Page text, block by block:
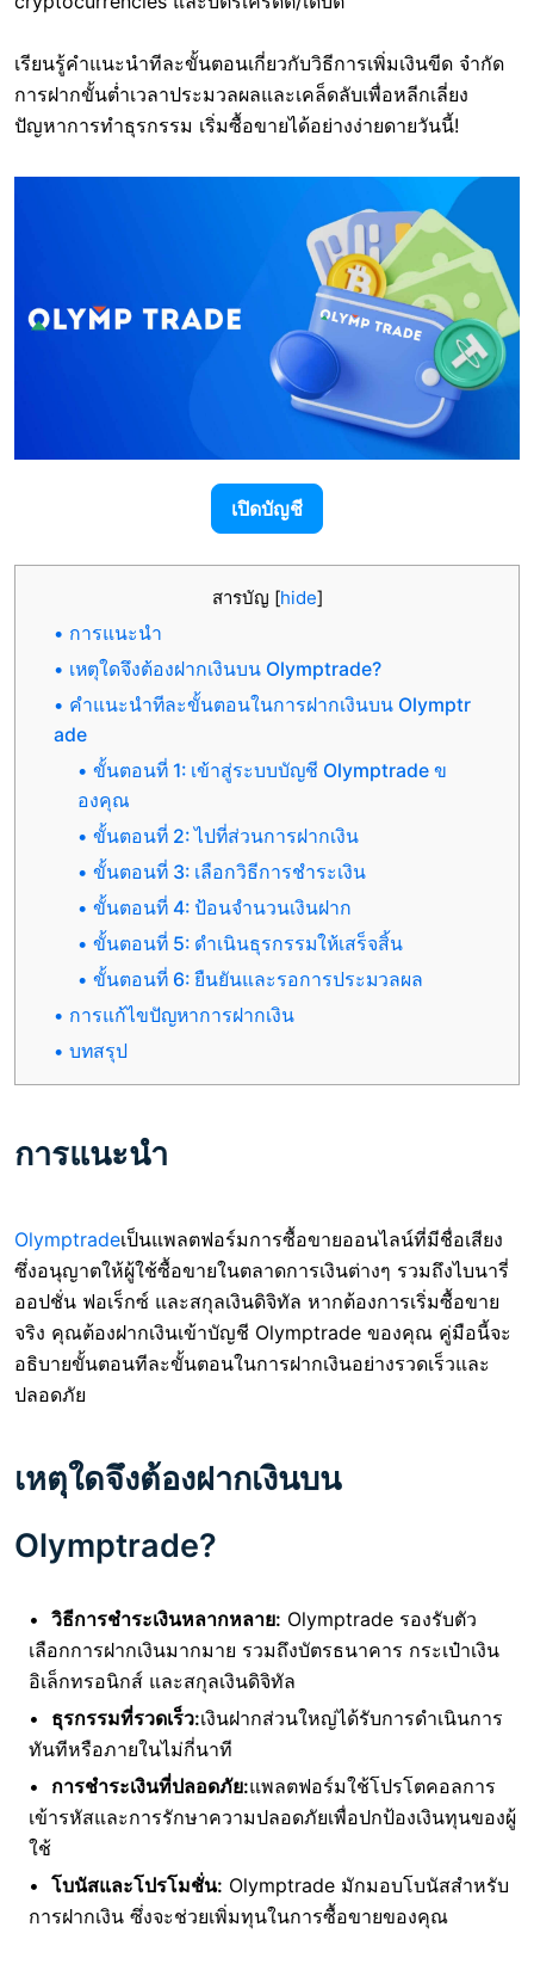
เรียนรู้คำแนะนำทีละขั้นตอนเกี่ยวกับวิธีการเพิ่มเงินขีด จำกัด
การฝากขั้นต่ำเวลาประมวลผลและเคล็ดลับเพื่อหลีกเลี่ยง
ปัญหาการทำธุรกรรม เริ่มซื้อขายได้อย่างง่ายดายวันนี้!
เปิดบัญชี
สารบัญ [hide]
การแนะนำ
เหตุใดจึงต้องฝากเงินบน Olymptrade?
คำแนะนำทีละขั้นตอนในการฝากเงินบน Olymptr
ade
ขั้นตอนที่ 1: เข้าสู่ระบบบัญชี Olymptrade ข
องคุณ
ขั้นตอนที่ 2: ไปที่ส่วนการฝากเงิน
ขั้นตอนที่ 3: เลือกวิธีการชำระเงิน
ขั้นตอนที่ 4: ป้อนจำนวนเงินฝาก
ขั้นตอนที่ 5: ดำเนินธุรกรรมให้เสร็จสิ้น
ขั้นตอนที่ 6: ยืนยันและรอการประมวลผล
การแก้ไขปัญหาการฝากเงิน
บทสรุป
การแนะนำ
Olymptradeเป็นแพลตฟอร์มการซื้อขายออนไลน์ที่มีชื่อเสียง
ซึ่งอนุญาตให้ผู้ใช้ซื้อขายในตลาดการเงินต่างๆ รวมถึงไบนารี่
ออปชั่น ฟอเร็กซ์ และสกุลเงินดิจิทัล หากต้องการเริ่มซื้อขาย
จริง คุณต้องฝากเงินเข้าบัญชี Olymptrade ของคุณ คู่มือนี้จะ
อธิบายขั้นตอนทีละขั้นตอนในการฝากเงินอย่างรวดเร็วและ
ปลอดภัย
เหตุใดจึงต้องฝากเงินบน
Olymptrade?
วิธีการชำระเงินหลากหลาย: Olymptrade รองรับตัว
เลือกการฝากเงินมากมาย รวมถึงบัตรธนาคาร กระเป๋าเงิน
อิเล็กทรอนิกส์ และสกุลเงินดิจิทัล
ธุรกรรมที่รวดเร็ว:เงินฝากส่วนใหญ่ได้รับการดำเนินการ
ทันทีหรือภายในไม่กี่นาที
การชำระเงินที่ปลอดภัย:แพลตฟอร์มใช้โปรโตคอลการ
เข้ารหัสและการรักษาความปลอดภัยเพื่อปกป้องเงินทุนของผู้
ใช้
โบนัสและโปรโมชั่น: Olymptrade มักมอบโบนัสสำหรับ
การฝากเงิน ซึ่งจะช่วยเพิ่มทุนในการซื้อขายของคุณ